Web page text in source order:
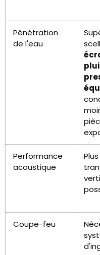
Pénétration
de l'eau
Performance
acoustique
Coupe-feu